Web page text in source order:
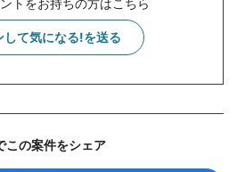
して気になる!を送る
この案件をシェア